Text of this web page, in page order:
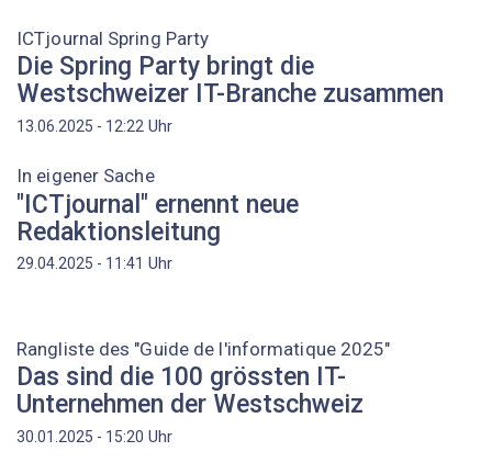
ICTjournal Spring Party
Die Spring Party bringt die
Westschweizer IT-Branche zusammen
13.06.2025 - 12:22 Uhr
In eigener Sache
"ICTjournal" ernennt neue
Redaktionsleitung
29.04.2025 - 11:41 Uhr
Rangliste des "Guide de l'informatique 2025"
Das sind die 100 grössten IT-
Unternehmen der Westschweiz
30.01.2025 - 15:20 Uhr